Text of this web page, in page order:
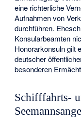
eine richterliche
Aufnahmen von
durchführen.
Konsularbeamten
Honorarkonsuln gilt
deutscher
besonderen
Schifffahrts-